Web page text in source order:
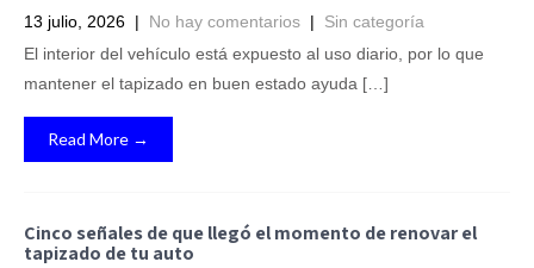
13 julio, 2026 | No hay comentarios | Sin categoría
El interior del vehículo está expuesto al uso diario, por lo que
mantener el tapizado en buen estado ayuda […]
Read More →
Cinco señales de que llegó el momento de renovar el
tapizado de tu auto